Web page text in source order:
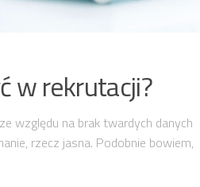
w rekrutacji?
względu na brak twardych danych
rzecz jasna. Podobnie bowiem,